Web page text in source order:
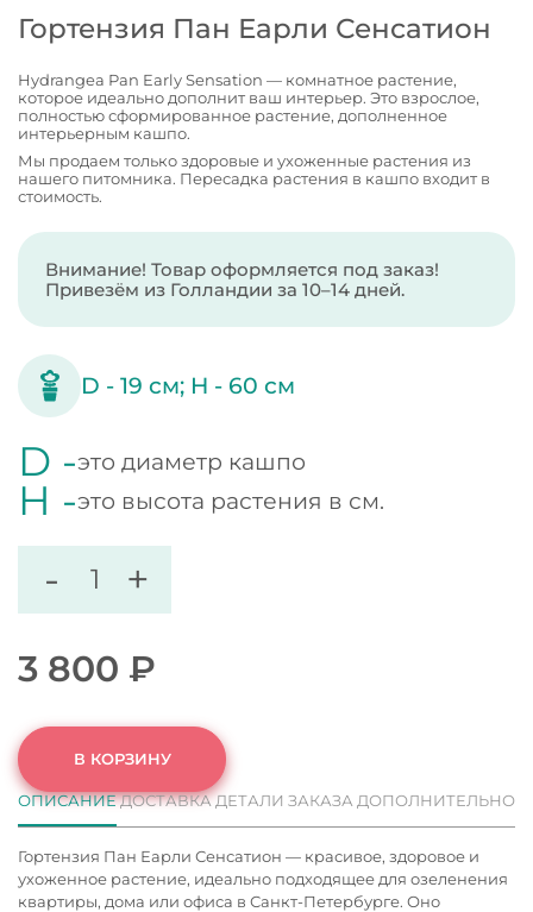
Гортензия Пан Еарли Сенсатион
Hydrangea Pan Early Sensation — комнатное растение,
которое идеально дополнит ваш интерьер. Это взрослое,
полностью сформированное растение, дополненное
интерьерным кашпо.
Мы продаем только здоровые и ухоженные растения из
нашего питомника. Пересадка растения в кашпо входит в
стоимость.
Внимание! Товар оформляется под заказ!
Привезём из Голландии за 10–14 дней.
D -19 см; H - 60 см
D -это диаметр кашпо
H -это высота растения в см.
- +
3 800 ₽
В КОРЗИНУ
ОПИСАНИЕДОСТАВКАДЕТАЛИ ЗАКАЗА ДОПОЛНИТЕЛЬНО
Гортензия Пан Еарли Сенсатион — красивое, здоровое и
ухоженное растение, идеально подходящее для озеленения
квартиры, дома или офиса в Санкт-Петербурге. Оно